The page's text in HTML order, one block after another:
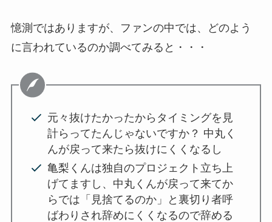
憶測ではありますが、ファンの中では、どのよう
に言われているのか調べてみると・・・
元々抜けたかったからタイミングを見
計らってたんじゃないですか？ 中丸く
んが戻って来たら抜けにくくなるし
亀梨くんは独自のプロジェクト立ち上
げてますし、中丸くんが戻って来てか
らでは「見捨てるのか」と裏切り者呼
ばわりされ辞めにくくなるので辞める